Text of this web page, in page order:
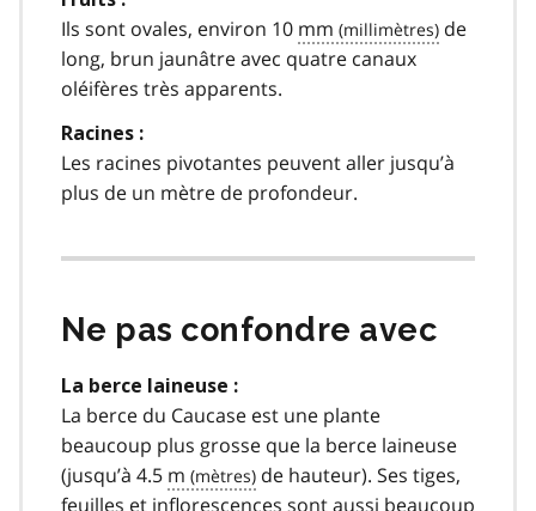
Ils sont ovales, environ 10 mm
de
long, brun jaunâtre avec quatre canaux
oléifères très apparents.
Racines :
Les racines pivotantes peuvent aller jusqu’à
plus de un mètre de profondeur.
Ne pas confondre avec
La berce laineuse :
La berce du Caucase est une plante
beaucoup plus grosse que la berce laineuse
(jusqu’à 4.5 m
de hauteur). Ses tiges,
feuilles et inflorescences sont aussi beaucoup